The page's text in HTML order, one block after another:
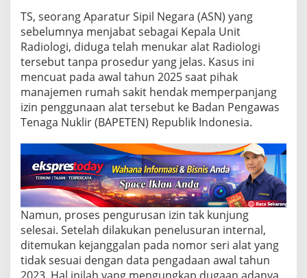
e
r
k
a
n
R
S
U
D
R
y
a
c
u
d
u
D
i
r
TS, seorang Aparatur Sipil Negara (ASN) yang
sebelumnya menjabat sebagai Kepala Unit
Radiologi, diduga telah menukar alat Radiologi
tersebut tanpa prosedur yang jelas. Kasus ini
mencuat pada awal tahun 2025 saat pihak
manajemen rumah sakit hendak memperpanjang
izin penggunaan alat tersebut ke Badan Pengawas
Tenaga Nuklir (BAPETEN) Republik Indonesia.
Namun, proses pengurusan izin tak kunjung
selesai. Setelah dilakukan penelusuran internal,
ditemukan kejanggalan pada nomor seri alat yang
tidak sesuai dengan data pengadaan awal tahun